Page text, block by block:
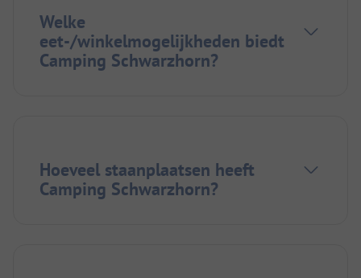
Welke
eet-/winkelmogelijkheden biedt
Camping Schwarzhorn?
Hoeveel staanplaatsen heeft
Camping Schwarzhorn?